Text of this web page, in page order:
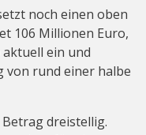
noch einen oben
106 Millionen Euro,
ein und
von rund einer halbe
dreistellig.